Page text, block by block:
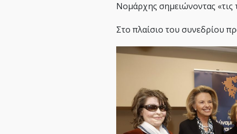
Νομάρχης σημειώνοντας «τις
Στο πλαίσιο του συνεδρίου